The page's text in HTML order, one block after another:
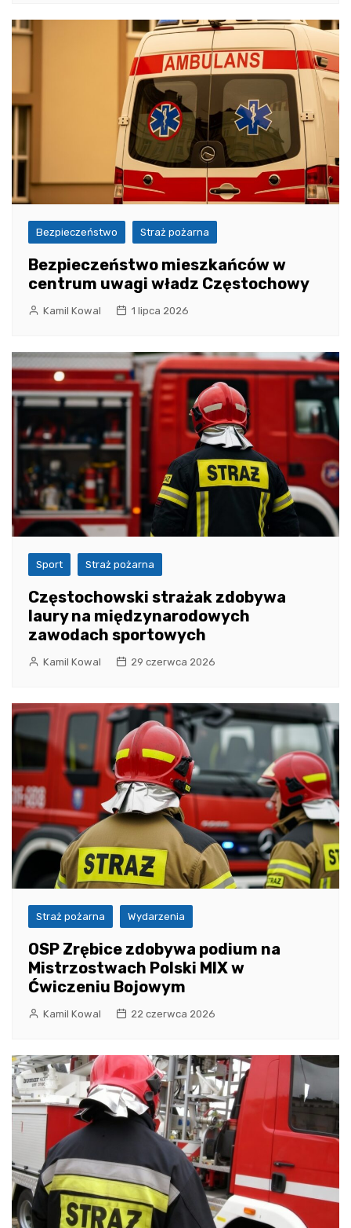
Bezpieczeństwo Straż pożarna
Bezpieczeństwo mieszkańców w
centrum uwagi władz Częstochowy
Kamil Kowal 1 lipca 2026
Sport Straż pożarna
Częstochowski strażak zdobywa
laury na międzynarodowych
zawodach sportowych
Kamil Kowal 29 czerwca 2026
Straż pożarna Wydarzenia
OSP Zrębice zdobywa podium na
Mistrzostwach Polski MIX w
Ćwiczeniu Bojowym
Kamil Kowal 22 czerwca 2026